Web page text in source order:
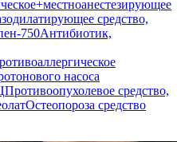
средство,
750Антибиотик,
насоса
Противоопухолевое средство,
Остеопороза средство